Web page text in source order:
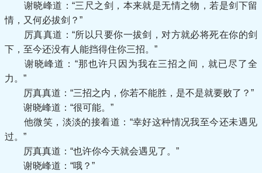
谢晓峰道：“三尺之剑，本来就是无情之物，若是剑下留
情，又何必拔剑？”
厉真真道：“所以只要你一拔剑，对方就必将死在你的剑
下，至今还没有人能挡得住你三招。”
谢晓峰道：“那也许只因为我在三招之间，就已尽了全
力。”
厉真真道：“三招之内，你若不能胜，是不是就要败了？”
谢晓峰道：“很可能。”
他微笑，淡淡的接着道：“幸好这种情况我至今还未遇见
过。”
厉真真道：“也许你今天就会遇见了。”
谢晓峰道：“哦？”